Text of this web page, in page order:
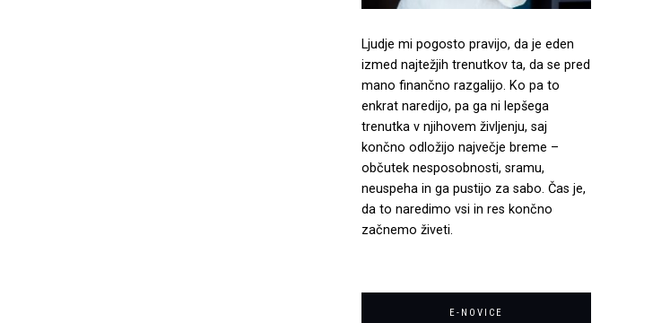
Ljudje mi pogosto pravijo, da je eden
izmed najtežjih trenutkov ta, da se pred
mano finančno razgalijo. Ko pa to
enkrat naredijo, pa ga ni lepšega
trenutka v njihovem življenju, saj
končno odložijo največje breme –
občutek nesposobnosti, sramu,
neuspeha in ga pustijo za sabo. Čas je,
da to naredimo vsi in res končno
začnemo živeti.
E-NOVICE